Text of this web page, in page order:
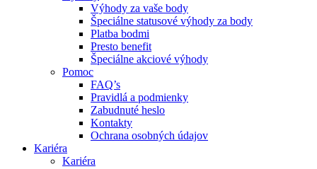
Výhody za vaše body
Špeciálne statusové výhody za body
Platba bodmi
Presto benefit
Špeciálne akciové výhody
Pomoc
FAQ’s
Pravidlá a podmienky
Zabudnuté heslo
Kontakty
Ochrana osobných údajov
Kariéra
Kariéra